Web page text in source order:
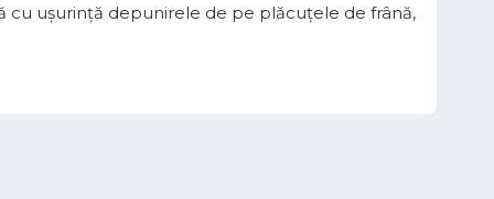
cu ușurință depunirele de pe plăcuțele de frână,